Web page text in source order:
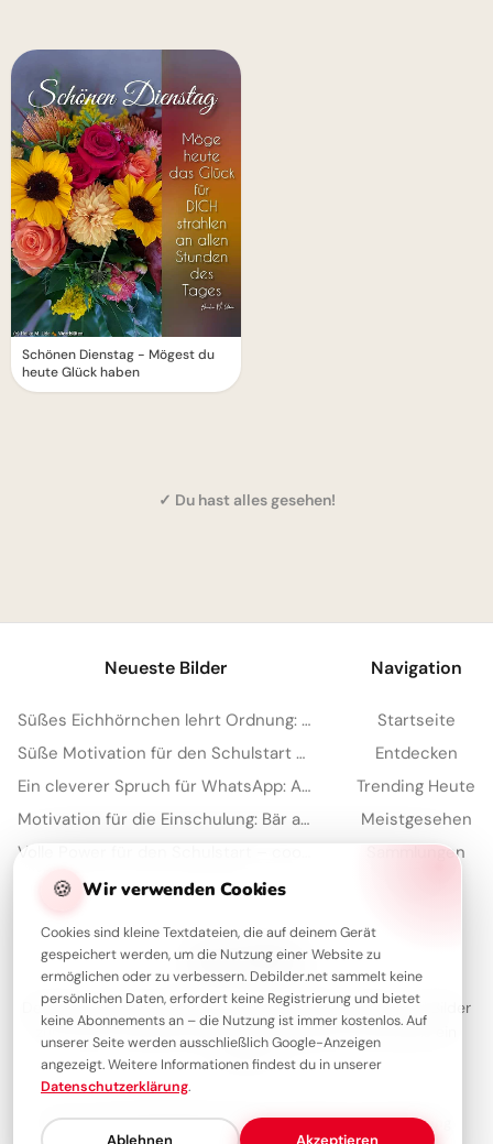
Schönen Dienstag - Mögest du
heute Glück haben
✓ Du hast alles gesehen!
🍪 Wir verwenden Cookies
Cookies sind kleine Textdateien, die auf deinem Gerät
gespeichert werden, um die Nutzung einer Website zu
ermöglichen oder zu verbessern. Debilder.net sammelt keine
persönlichen Daten, erfordert keine Registrierung und bietet
keine Abonnements an – die Nutzung ist immer kostenlos. Auf
unserer Seite werden ausschließlich Google-Anzeigen
angezeigt. Weitere Informationen findest du in unserer
Datenschutzerklärung.
Ablehnen Akzeptieren
Neueste Bilder
Süßes Eichhörnchen lehrt Ordnung: Motivierende Schulstart-Bilder für TikTok
Süße Motivation für den Schulstart auf Instagram
Ein cleverer Spruch für WhatsApp: Aus Fehlern lernen macht schlau!
Motivation für die Einschulung: Bär am Bergpfad mit Spruch für WhatsApp
Navigation
Startseite
Entdecken
Trending Heute
Meistgesehen
Sammlungen
Über Debilder
Debilder ist deine Plattform für die schönsten Grüße und Bilder
zum Teilen. Entdecke unsere Sammlung und verschenke ein
Lächeln!
Über unsKontaktRedaktionImpressumDatenschutzerklärung